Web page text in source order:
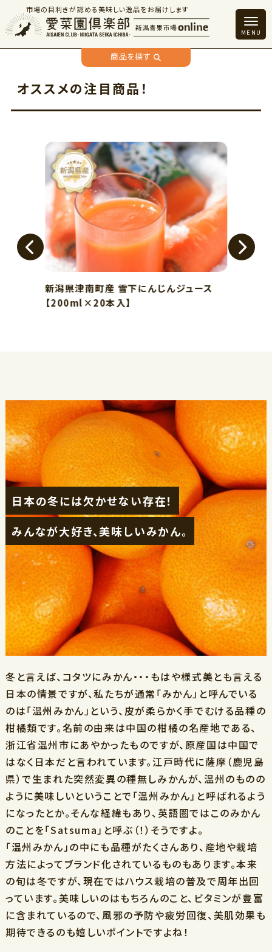
市場の目利きが認める美味しい逸品をお届けします
商品を探す
オススメの注目商品！
新潟県津南町産 雪下にんじんジュース
【200ml×20本入】
日本の冬には欠かせない存在！
みんなが大好き、美味しいみかん。
冬と言えば、コタツにみかん・・・もはや様式美とも言える
日本の情景ですが、私たちが通常「みかん」と呼んでいる
のは「温州みかん」という、皮が柔らかく手でむける品種の
柑橘類です。名前の由来は中国の柑橘の名産地である、
浙江省温州市にあやかったものですが、原産国は中国で
はなく日本だと言われています。江戸時代に薩摩（鹿児島
県）で生まれた突然変異の種無しみかんが、温州のものの
ように美味しいということで「温州みかん」と呼ばれるよう
になったとか。そんな経緯もあり、英語圏ではこのみかん
のことを「Satsuma」と呼ぶ（！）そうですよ。
「温州みかん」の中にも品種がたくさんあり、産地や栽培
方法によってブランド化されているものもあります。本来
の旬は冬ですが、現在ではハウス栽培の普及で周年出回
っています。美味しいのはもちろんのこと、ビタミンが豊富
に含まれているので、風邪の予防や疲労回復、美肌効果も
期待できるのも嬉しいポイントですよね！